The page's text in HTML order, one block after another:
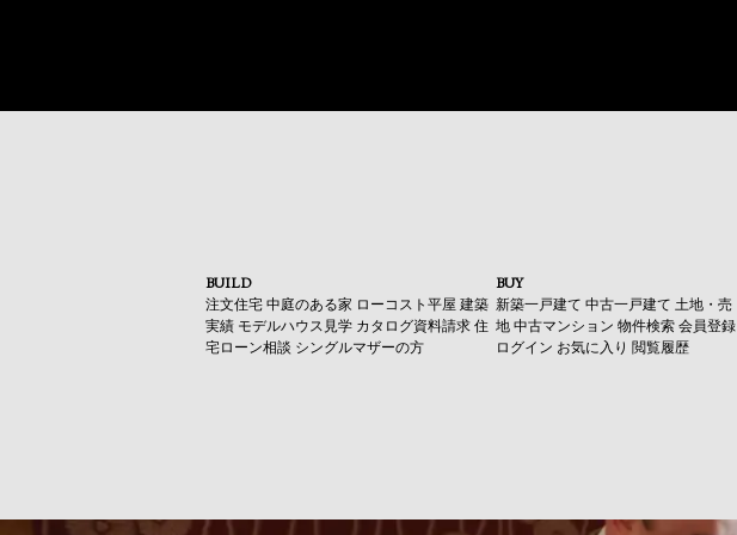
BUILD
注文住宅 中庭のある家 ローコスト平屋 建築
実績 モデルハウス見学 カタログ資料請求 住
宅ローン相談 シングルマザーの方
BUY
新築一戸建て 中古一戸建て 土地・売
地 中古マンション 物件検索 会員登録
ログイン お気に入り 閲覧履歴